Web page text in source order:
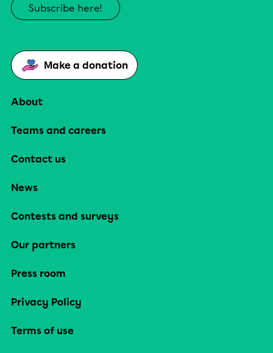
Subscribe here!
Make a donation
About
Teams and careers
Contact us
News
Contests and surveys
Our partners
Press room
Privacy Policy
Terms of use